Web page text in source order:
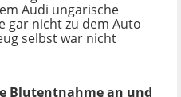
Audi ungarische
gar nicht zu dem Auto
selbst war nicht
Blutentnahme an und